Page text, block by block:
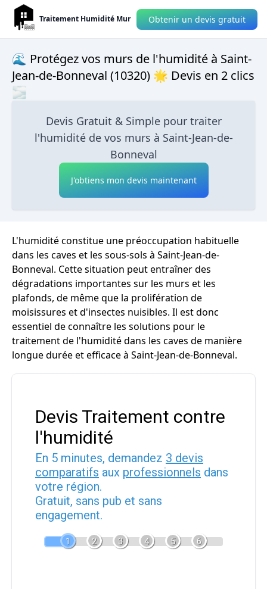
Traitement Humidité Mur Obtenir un devis gratuit
🌊 Protégez vos murs de l'humidité à Saint-
Jean-de-Bonneval (10320) 🌟 Devis en 2 clics
🌫
Devis Gratuit & Simple pour traiter
l'humidité de vos murs à Saint-Jean-de-
Bonneval
J'obtiens mon devis maintenant
L'humidité constitue une préoccupation habituelle
dans les caves et les sous-sols à Saint-Jean-de-
Bonneval. Cette situation peut entraîner des
dégradations importantes sur les murs et les
plafonds, de même que la prolifération de
moisissures et d'insectes nuisibles. Il est donc
essentiel de connaître les solutions pour le
traitement de l'humidité dans les caves de manière
longue durée et efficace à Saint-Jean-de-Bonneval.
Devis Traitement contre
l'humidité
En 5 minutes, demandez 3 devis
comparatifs aux professionnels dans
votre région.
Gratuit, sans pub et sans
engagement.
1 2 3 4 5 6